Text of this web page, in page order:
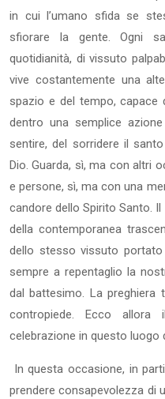
in cui l’umano sfida se
sfiorare la gente. Ogni
quotidianità, di vissuto
vive costantemente una
spazio e del tempo, capace
dentro una semplice
sentire, del sorridere il
Dio. Guarda, sì, ma con altri
e persone, sì, ma con una
candore dello Spirito Santo.
della contemporanea
dello stesso vissuto
sempre a repentaglio la
dal battesimo. La preghiera
contropiede. Ecco
celebrazione in questo luogo
In questa occasione, in
prendere consapevolezza di